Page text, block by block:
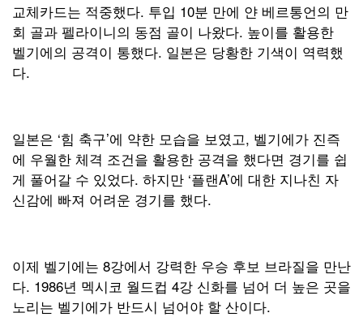
교체카드는 적중했다. 투입 10분 만에 얀 베르통언의 만
회 골과 펠라이니의 동점 골이 나왔다. 높이를 활용한
벨기에의 공격이 통했다. 일본은 당황한 기색이 역력했
다.
일본은 ‘힘 축구’에 약한 모습을 보였고, 벨기에가 진즉
에 우월한 체격 조건을 활용한 공격을 했다면 경기를 쉽
게 풀어갈 수 있었다. 하지만 ‘플랜A’에 대한 지나친 자
신감에 빠져 어려운 경기를 했다.
이제 벨기에는 8강에서 강력한 우승 후보 브라질을 만난
다. 1986년 멕시코 월드컵 4강 신화를 넘어 더 높은 곳을
노리는 벨기에가 반드시 넘어야 할 산이다.